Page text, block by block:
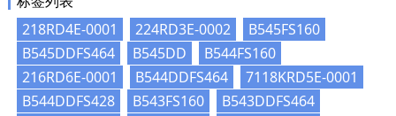
218RD4E-0001
224RD3E-0002
B545FS160
B545DDFS464
B545DD
B544FS160
216RD6E-0001
B544DDFS464
7118KRD5E-0001
B544DDFS428
B543FS160
B543DDFS464